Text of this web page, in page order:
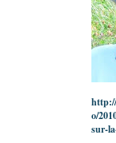
o/
sur-